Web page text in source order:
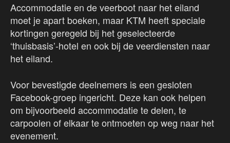
Accommodatie en de veerboot naar het eiland
moet je apart boeken, maar KTM heeft speciale
kortingen geregeld bij het geselecteerde
‘thuisbasis’-hotel en ook bij de veerdiensten naar
het eiland.
Voor bevestigde deelnemers is een gesloten
Facebook-groep ingericht. Deze kan ook helpen
om bijvoorbeeld accommodatie te delen, te
carpoolen of elkaar te ontmoeten op weg naar het
evenement.